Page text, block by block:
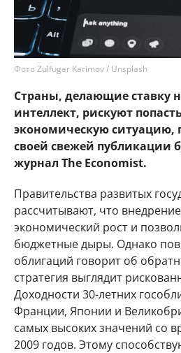
Фото Zulfugar Karimov / Unsplash
Страны, делающие ставку
интеллект, рискуют
экономическую ситуацию,
своей свежей публикации
журнал The Economist.
Правительства развитых
рассчитывают, что
экономический рост и
бюджетные дыры. Однако
облигаций говорит об
стратегия выглядит
Доходности 30-летних
Франции, Японии и
самых высоких значений со
2009 годов. Этому